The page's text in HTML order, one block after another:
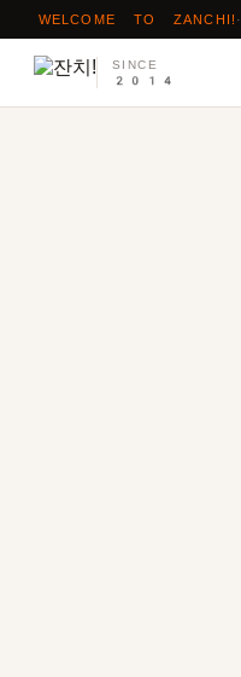
WELCOME TO ZANCHI! ·
SINCE
2014